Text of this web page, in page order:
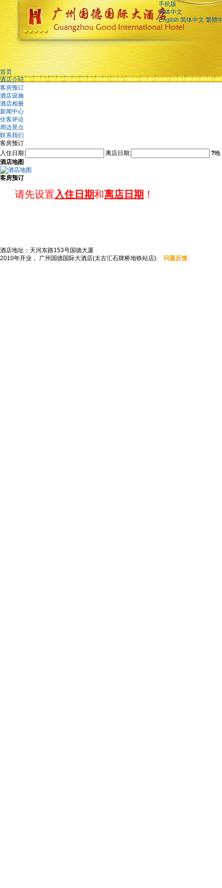
手机版
简体中文
English 简体中文 繁體
首页
酒店介绍
客房预订
酒店设施
酒店相册
新闻中心
住客评论
周边景点
联系我们
客房预订
入住日期:
离店日期: ?晚
酒店地图
客房预订
请先设置入住日期和离店日期 ！
酒店地址：天河东路153号国德大厦
2010年开业， 广州国德国际大酒店(太古汇石牌桥地铁站店). 问题反馈.